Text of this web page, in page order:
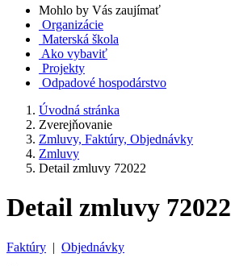
Mohlo by Vás zaujímať
Organizácie
Materská škola
Ako vybaviť
Projekty
Odpadové hospodárstvo
Úvodná stránka
Zverejňovanie
Zmluvy, Faktúry, Objednávky
Zmluvy
Detail zmluvy 72022
Detail zmluvy 72022
Faktúry | Objednávky